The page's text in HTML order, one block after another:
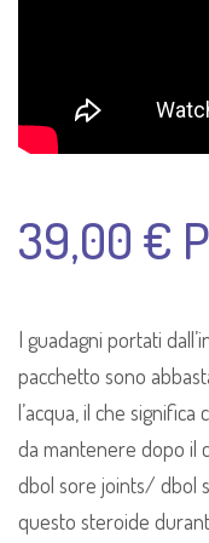
39,00 €
I guadagni portati
pacchetto sono
l’acqua, il che
da mantenere dopo il
dbol sore joints/ dbol
questo steroide